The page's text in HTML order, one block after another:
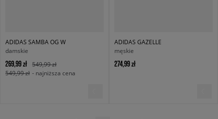
ADIDAS SAMBA OG W
damskie
269,99 zł
549,99 zł
549,99 zł - najniższa cena
ADIDAS GAZELLE
męskie
274,99 zł